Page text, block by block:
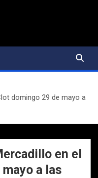
domingo 29 de mayo a
en el
a las